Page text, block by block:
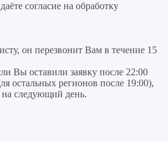
согласие на обработку
он перезвонит Вам в течение 15
Вы оставили заявку после 22:00
остальных регионов после 19:00),
на следующий день.